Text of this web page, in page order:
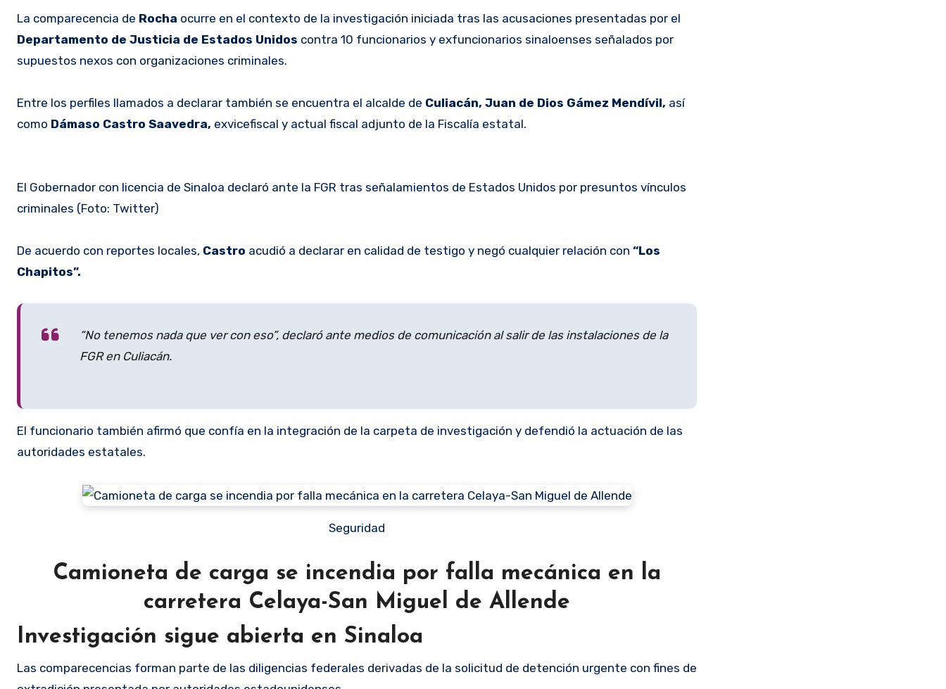
La comparecencia de Rocha ocurre en el contexto de la investigación iniciada tras las acusaciones presentadas por el
Departamento de Justicia de Estados Unidos contra 10 funcionarios y exfuncionarios sinaloenses señalados por
supuestos nexos con organizaciones criminales.
Entre los perfiles llamados a declarar también se encuentra el alcalde de Culiacán, Juan de Dios Gámez Mendívil, así
como Dámaso Castro Saavedra, exvicefiscal y actual fiscal adjunto de la Fiscalía estatal.
El Gobernador con licencia de Sinaloa declaró ante la FGR tras señalamientos de Estados Unidos por presuntos vínculos
criminales (Foto: Twitter)
De acuerdo con reportes locales, Castro acudió a declarar en calidad de testigo y negó cualquier relación con “Los
Chapitos”.
“No tenemos nada que ver con eso”, declaró ante medios de comunicación al salir de las instalaciones de la
FGR en Culiacán.
El funcionario también afirmó que confía en la integración de la carpeta de investigación y defendió la actuación de las
autoridades estatales.
Seguridad
Camioneta de carga se incendia por falla mecánica en la
carretera Celaya-San Miguel de Allende
Investigación sigue abierta en Sinaloa
Las comparecencias forman parte de las diligencias federales derivadas de la solicitud de detención urgente con fines de